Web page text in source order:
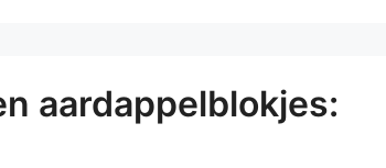
aardappelblokjes: